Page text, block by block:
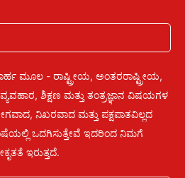
ಮೂಲ - ರಾಷ್ಟ್ರೀಯ, ಅಂತರರಾಷ್ಟ್ರೀಯ,
ಶಿಕ್ಷಣ ಮತ್ತು ತಂತ್ರಜ್ಞಾನ ವಿಷಯಗಳ
ನಿಖರವಾದ ಮತ್ತು ಪಕ್ಷಪಾತವಿಲ್ಲದ
ಭಾಷೆಯಲ್ಲಿ ಒದಗಿಸುತ್ತೇವೆ ಇದರಿಂದ ನಿಮಗೆ
ಇರುತ್ತದೆ.